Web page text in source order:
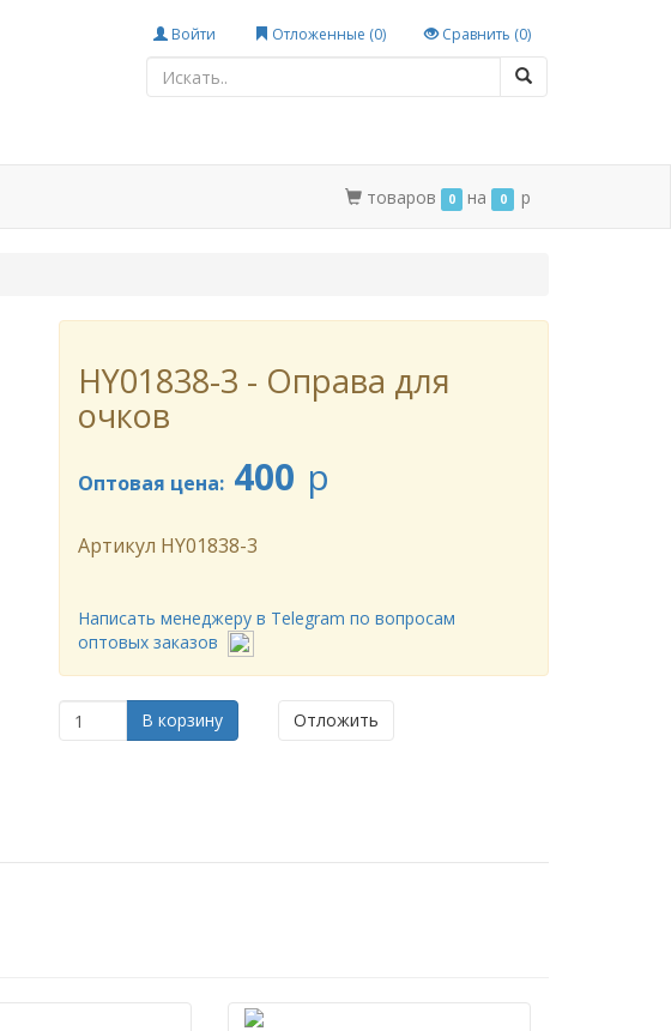
Войти Отложенные (0) Сравнить (0)
товаров 0 на 0 p
HY01838-3 - Оправа для
очков
Оптовая цена: 400 p
Артикул HY01838-3
Написать менеджеру в Telegram по вопросам
оптовых заказов
В корзину Отложить